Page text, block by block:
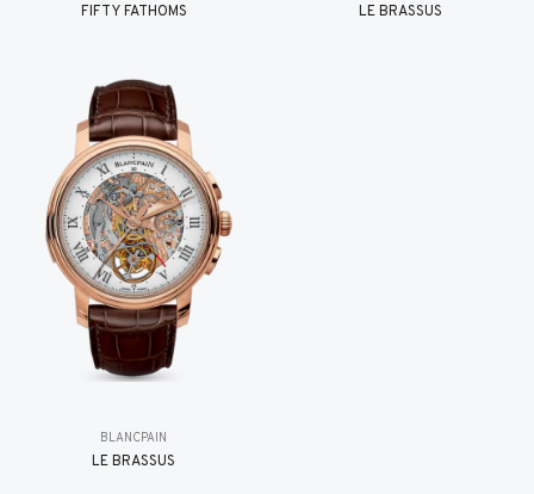
FIFTY FATHOMS LE BRASSUS
BLANCPAIN
LE BRASSUS